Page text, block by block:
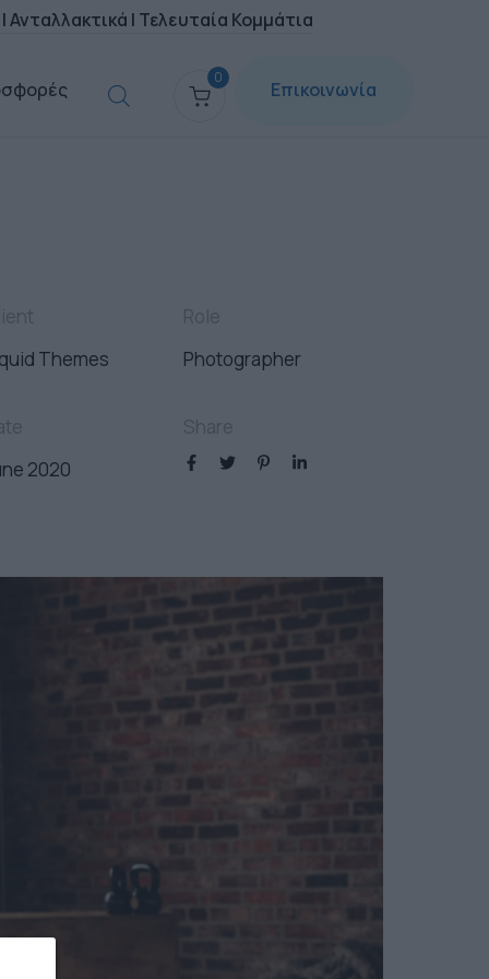
|Ανταλλακτικά | Τελευταία Κομμάτια
0
Επικοινωνία
Themes
Photographer
2020